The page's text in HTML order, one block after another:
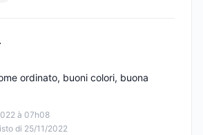
à 07h08
di 25/11/2022
ordinato, buoni colori, buona